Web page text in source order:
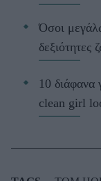
Όσοι
δεξιότητες
10 διάφανα
clean girl